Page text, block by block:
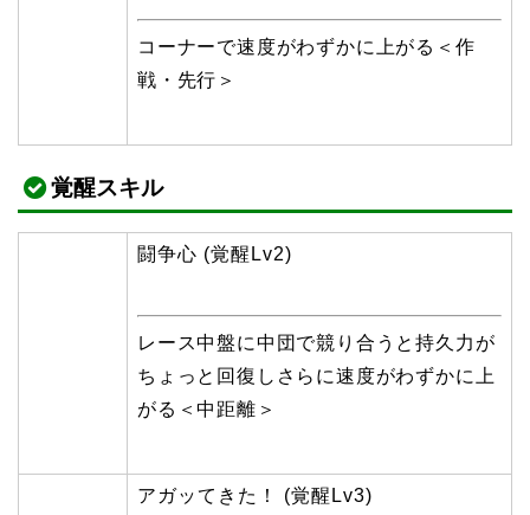
コーナーで速度がわずかに上がる＜作
戦・先行＞
覚醒スキル
闘争心 (覚醒Lv2)
レース中盤に中団で競り合うと持久力が
ちょっと回復しさらに速度がわずかに上
がる＜中距離＞
アガッてきた！ (覚醒Lv3)